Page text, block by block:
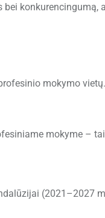
konkurencingumą,
mokymo vietų.
mokyme –
(2021–2027